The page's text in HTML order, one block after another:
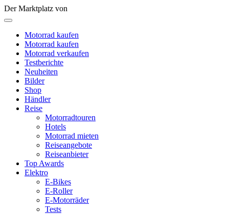
Der Marktplatz von
Motorrad kaufen
Motorrad kaufen
Motorrad verkaufen
Testberichte
Neuheiten
Bilder
Shop
Händler
Reise
Motorradtouren
Hotels
Motorrad mieten
Reiseangebote
Reiseanbieter
Top Awards
Elektro
E-Bikes
E-Roller
E-Motorräder
Tests